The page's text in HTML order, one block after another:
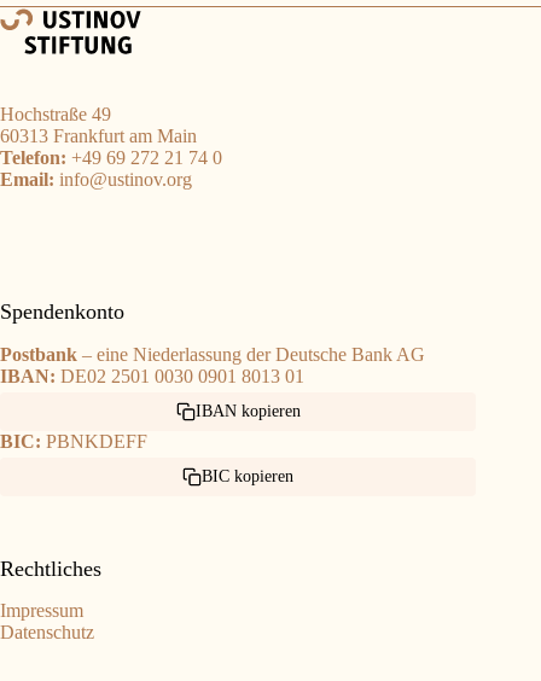
Hochstraße 49
60313 Frankfurt am Main
Telefon: +49 69 272 21 74 0
Email: info@ustinov.org
Spendenkonto
Postbank – eine Niederlassung der Deutsche Bank AG
IBAN: DE02 2501 0030 0901 8013 01
IBAN kopieren
BIC: PBNKDEFF
BIC kopieren
Rechtliches
Impressum
Datenschutz